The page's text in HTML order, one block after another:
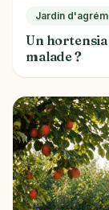
Jardin
Un
malade ?